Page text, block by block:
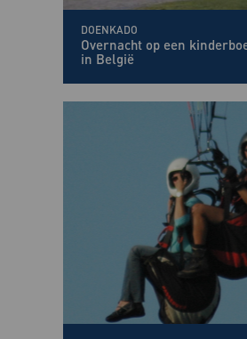
DOENKADO
Overnacht op een
in België